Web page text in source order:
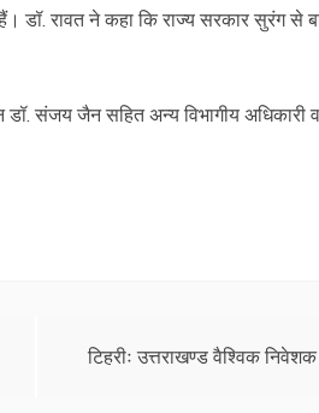
डॉ. रावत ने कहा कि राज्य सरकार सुरंग से
डॉ. संजय जैन सहित अन्य विभागीय
टिहरीः उत्तराखण्ड वैश्विक